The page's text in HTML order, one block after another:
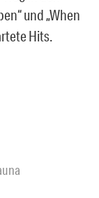
und „When
Hits.